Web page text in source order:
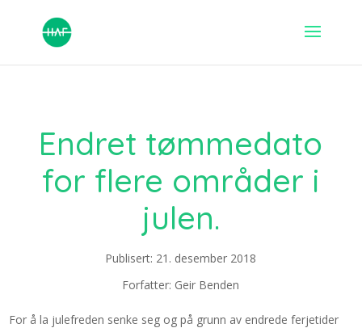
Endret tømmedato
for flere områder i
julen.
Publisert: 21. desember 2018
Forfatter: Geir Benden
For å la julefreden senke seg og på grunn av endrede ferjetider